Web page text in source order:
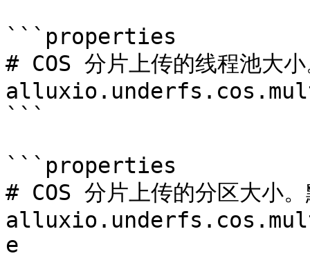
```properties
# COS 分片上传的线程池大
```
```properties
# COS 分片上传的分区大小
e